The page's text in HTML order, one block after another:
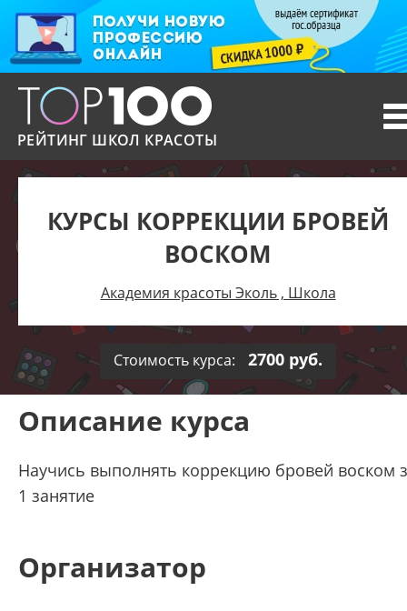
РЕЙТИНГ ШКОЛ КРАСОТЫ
КУРСЫ КОРРЕКЦИИ БРОВЕЙ
ВОСКОМ
Академия красоты Эколь , Школа
Стоимость курса: 2700 руб.
Описание курса
Научись выполнять коррекцию бровей воском
1 занятие
Организатор